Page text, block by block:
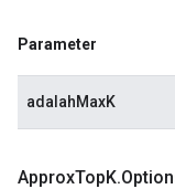
Parameter
adalahMaxK
ApproxTopK.